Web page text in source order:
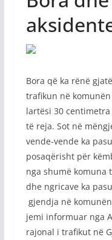
Bora që ka rënë
trafikun në
lartësi 30
të reja. Sot në
vende-vende ka
posaqërisht për
nga shumë komuna
dhe ngricave ka
gjendja në
jemi informuar nga
rajonal i trafikut në